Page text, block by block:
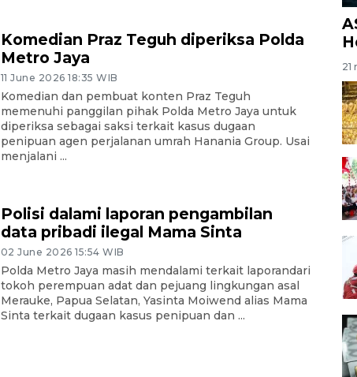
Komedian Praz Teguh diperiksa Polda
Metro Jaya
11 June 2026 18:35 WIB
Komedian dan pembuat konten Praz Teguh
memenuhi panggilan pihak Polda Metro Jaya untuk
diperiksa sebagai saksi terkait kasus dugaan
penipuan agen perjalanan umrah Hanania Group. Usai
menjalani ...
Polisi dalami laporan pengambilan
data pribadi ilegal Mama Sinta
02 June 2026 15:54 WIB
Polda Metro Jaya masih mendalami terkait laporandari
tokoh perempuan adat dan pejuang lingkungan asal
Merauke, Papua Selatan, Yasinta Moiwend alias Mama
Sinta terkait dugaan kasus penipuan dan ...
21